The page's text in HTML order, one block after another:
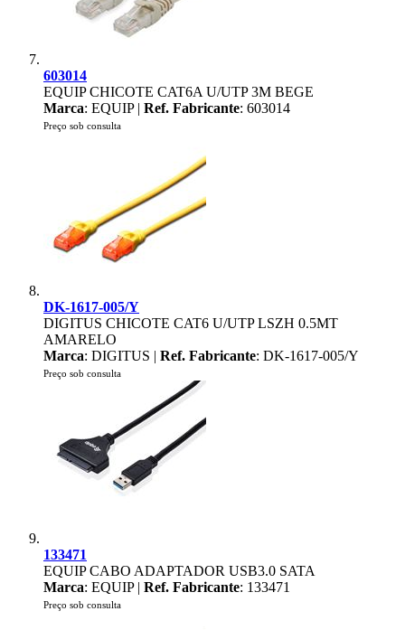
603014
EQUIP CHICOTE CAT6A U/UTP 3M BEGE
Marca: EQUIP | Ref. Fabricante: 603014
Preço sob consulta
DK-1617-005/Y
DIGITUS CHICOTE CAT6 U/UTP LSZH 0.5MT
AMARELO
Marca: DIGITUS | Ref. Fabricante: DK-1617-005/Y
Preço sob consulta
133471
EQUIP CABO ADAPTADOR USB3.0 SATA
Marca: EQUIP | Ref. Fabricante: 133471
Preço sob consulta